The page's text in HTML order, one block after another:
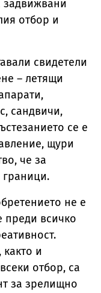
задвижвани
отбор и
свидетели
– летящи
сандвичи,
се е
щури
че за
не е
преди всичко
и
отбор, са
за зрелищно